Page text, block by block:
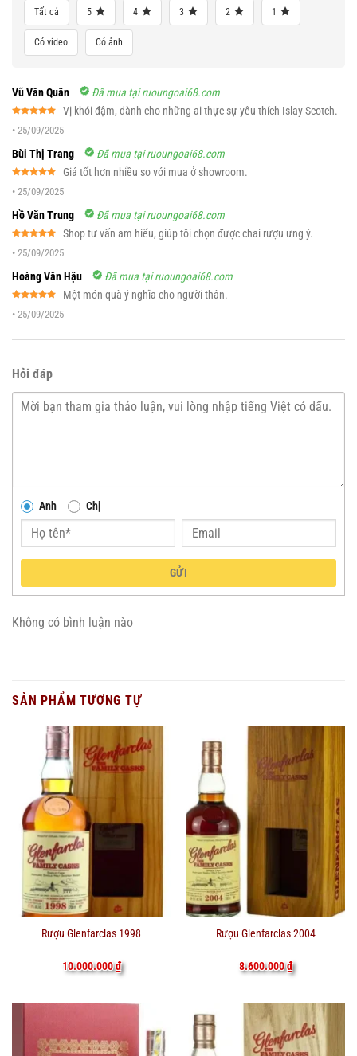
Tất cả 5 4 3 2 1
Có video Có ảnh
Vũ Văn Quân Đã mua tại ruoungoai68.com
hạng55
Vị khói đậm, dành cho những ai thực sự yêu thích Islay Scotch.
• 25/09/2025
Bùi Thị Trang Đã mua tại ruoungoai68.com
hạng55
Giá tốt hơn nhiều so với mua ở showroom.
• 25/09/2025
Hồ Văn Trung Đã mua tại ruoungoai68.com
hạng55
Shop tư vấn am hiểu, giúp tôi chọn được chai rượu ưng ý.
• 25/09/2025
Hoàng Văn Hậu Đã mua tại ruoungoai68.com
hạng55
Một món quà ý nghĩa cho người thân.
• 25/09/2025
Hỏi đáp
Anh Chị
GỬI
Không có bình luận nào
SẢN PHẨM TƯƠNG TỰ
Rượu Glenfarclas 1998
10.000.000₫
Rượu Glenfarclas 2004
8.600.000₫